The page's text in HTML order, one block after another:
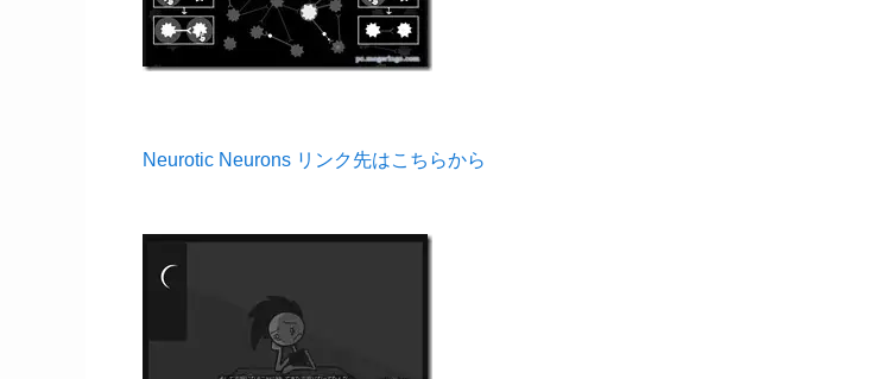
Neurotic Neurons リンク先はこちらから